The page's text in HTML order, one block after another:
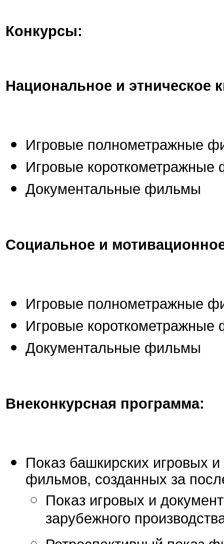
Конкурсы:
Национальное и этническое
Игровые полнометражные
Игровые
Документальные фильмы
Социальное и
Игровые полнометражные
Игровые
Документальные фильмы
Внеконкурсная программа:
Показ башкирских игровых
фильмов, созданных за
Показ игровых и
зарубежного